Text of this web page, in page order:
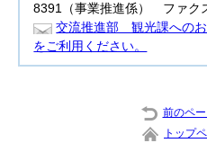
8391（事業推進係） ファク
交流推進部 観光課への
をご利用ください。
前のペ
トップ